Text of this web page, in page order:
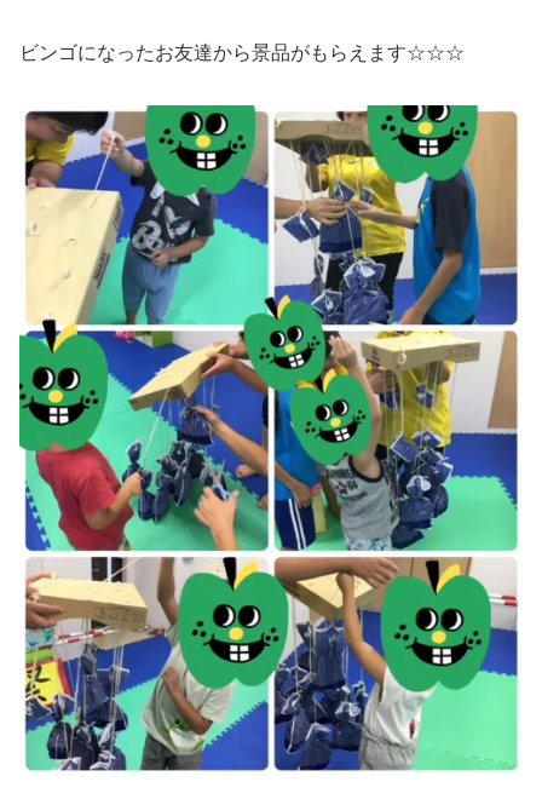
ビンゴになったお友達から景品がもらえます☆☆☆